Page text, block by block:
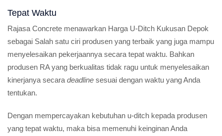
Tepat Waktu
Rajasa Concrete menawarkan Harga U-Ditch Kukusan Depok
sebagai Salah satu ciri produsen yang terbaik yang juga mampu
menyelesaikan pekerjaannya secara tepat waktu. Bahkan
produsen RA yang berkualitas tidak ragu untuk menyelesaikan
kinerjanya secara deadline sesuai dengan waktu yang Anda
tentukan.
Dengan mempercayakan kebutuhan u-ditch kepada produsen
yang tepat waktu, maka bisa memenuhi keinginan Anda